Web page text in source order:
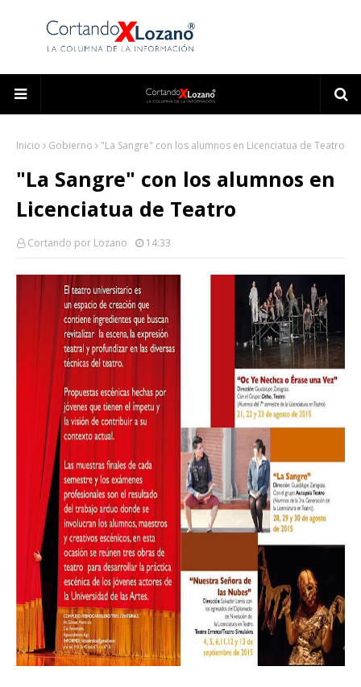
Inicio Gobierno "La Sangre" con los alumnos en Licenciatua de Teatro
"La Sangre" con los alumnos en
Licenciatua de Teatro
Cortando por Lozano 14:33